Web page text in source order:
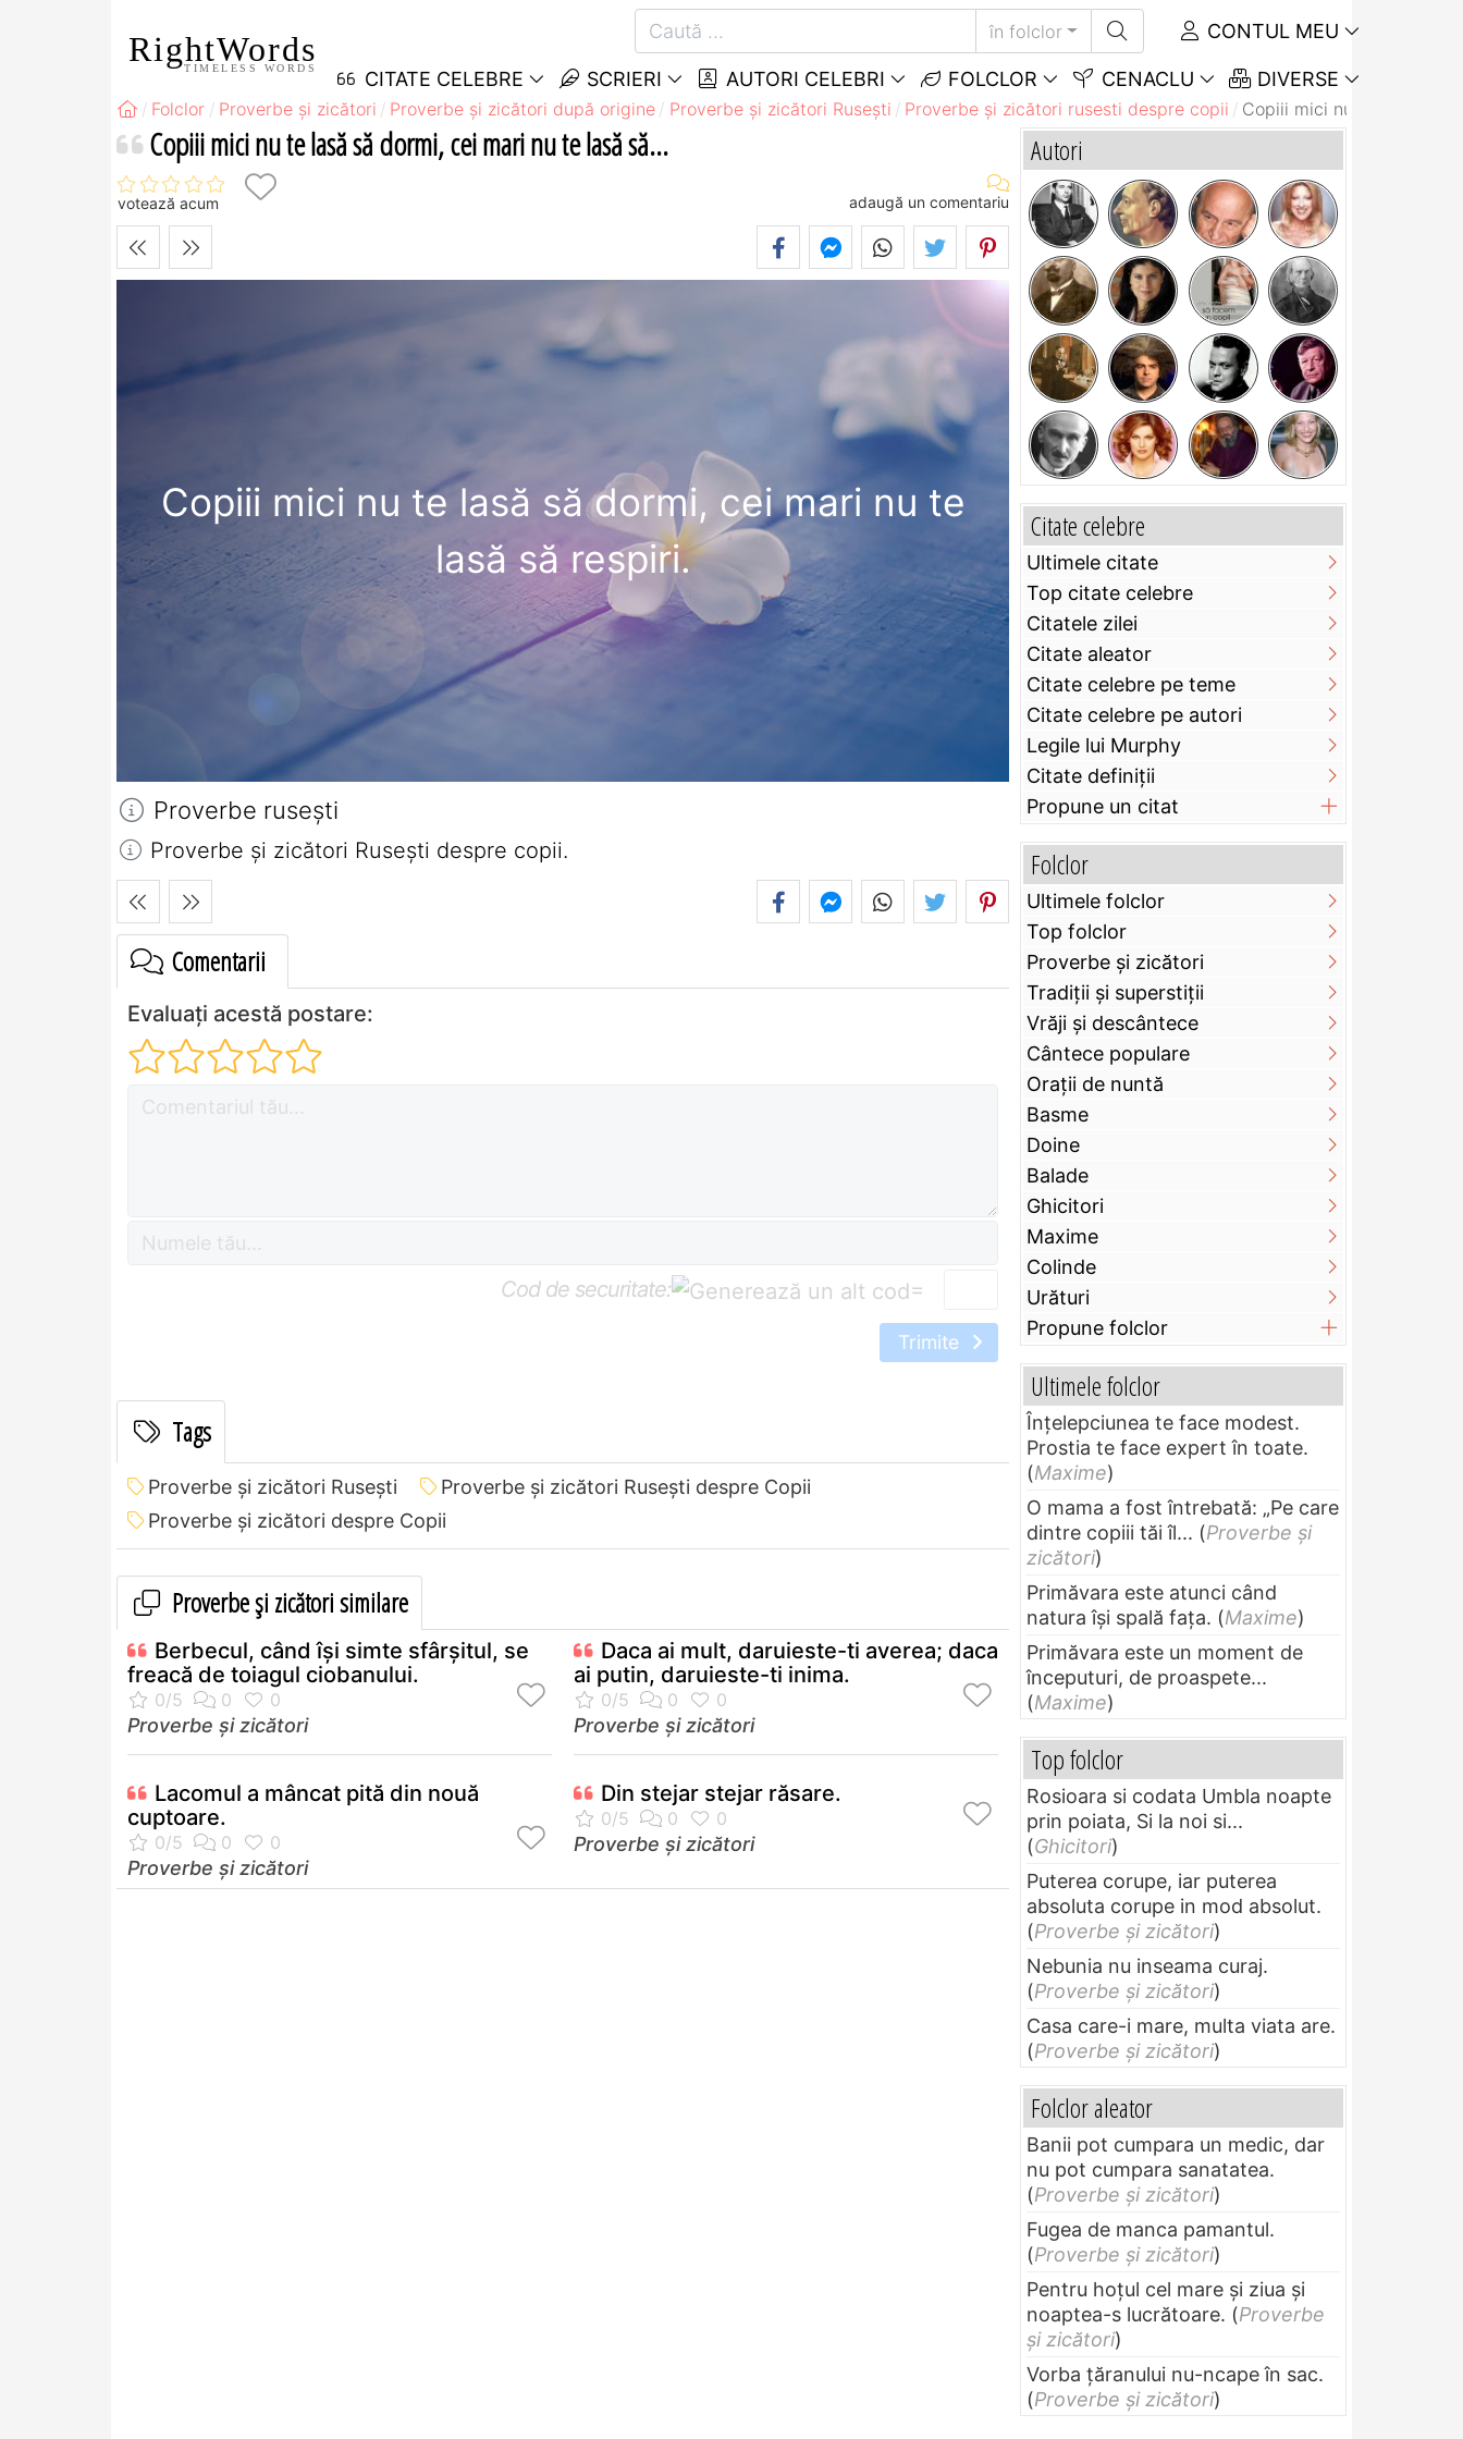
RightWords
TIMELESS WORDS
în folclor CONTUL MEU
CITATE CELEBRE SCRIERI AUTORI CELEBRI FOLCLOR CENACLU DIVERSE
Folclor Proverbe și zicători Proverbe și zicători după origine Proverbe și zicători Ruseşti Proverbe și zicători rusesti despre copii Copiii mici nu te lasă să
Copiii mici nu te lasă să dormi, cei mari nu te lasă să...
votează acum adaugă un comentariu
Copiii mici nu te lasă să dormi, cei mari nu te
lasă să respiri.
Proverbe ruseşti
Proverbe și zicători Ruseşti despre copii.
Comentarii
Evaluați acestă postare:
Cod de securitate: =
Trimite
Tags
Proverbe și zicători Ruseşti
Proverbe și zicători Ruseşti despre Copii
Proverbe și zicători despre Copii
Proverbe și zicători similare
Berbecul, când îşi simte sfârşitul, se
freacă de toiagul ciobanului.
Proverbe și zicători
Daca ai mult, daruieste-ti averea; daca
ai putin, daruieste-ti inima.
Proverbe și zicători
Lacomul a mâncat pită din nouă
cuptoare.
Proverbe și zicători
Din stejar stejar răsare.
Proverbe și zicători
Autori
Citate celebre
Ultimele citate
Top citate celebre
Citatele zilei
Citate aleator
Citate celebre pe teme
Citate celebre pe autori
Legile lui Murphy
Citate definiţii
Propune un citat
Folclor
Ultimele folclor
Top folclor
Proverbe și zicători
Tradiții și superstiții
Vrăji și descântece
Cântece populare
Orații de nuntă
Basme
Doine
Balade
Ghicitori
Maxime
Colinde
Urături
Propune folclor
Ultimele folclor
Înțelepciunea te face modest.
Prostia te face expert în toate.
(Maxime)
O mama a fost întrebată: „Pe care
dintre copiii tăi îl... (Proverbe și
zicători)
Primăvara este atunci când
natura își spală fața. (Maxime)
Primăvara este un moment de
începuturi, de proaspete...
(Maxime)
Top folclor
Rosioara si codata Umbla noapte
prin poiata, Si la noi si...
(Ghicitori)
Puterea corupe, iar puterea
absoluta corupe in mod absolut.
(Proverbe și zicători)
Nebunia nu inseama curaj.
(Proverbe și zicători)
Casa care-i mare, multa viata are.
(Proverbe și zicători)
Folclor aleator
Banii pot cumpara un medic, dar
nu pot cumpara sanatatea.
(Proverbe și zicători)
Fugea de manca pamantul.
(Proverbe și zicători)
Pentru hoţul cel mare şi ziua şi
noaptea-s lucrătoare. (Proverbe
și zicători)
Vorba ţăranului nu-ncape în sac.
(Proverbe și zicători)